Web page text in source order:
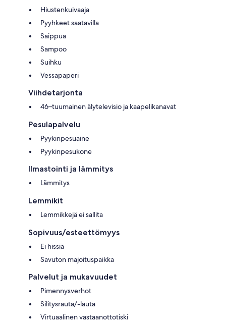
Hiustenkuivaaja
Pyyhkeet saatavilla
Saippua
Sampoo
Suihku
Vessapaperi
Viihdetarjonta
46–tuumainen älytelevisio ja kaapelikanavat
Pesulapalvelu
Pyykinpesuaine
Pyykinpesukone
Ilmastointi ja lämmitys
Lämmitys
Lemmikit
Lemmikkejä ei sallita
Sopivuus/esteettömyys
Ei hissiä
Savuton majoituspaikka
Palvelut ja mukavuudet
Pimennysverhot
Silitysrauta/-lauta
Virtuaalinen vastaanottotiski